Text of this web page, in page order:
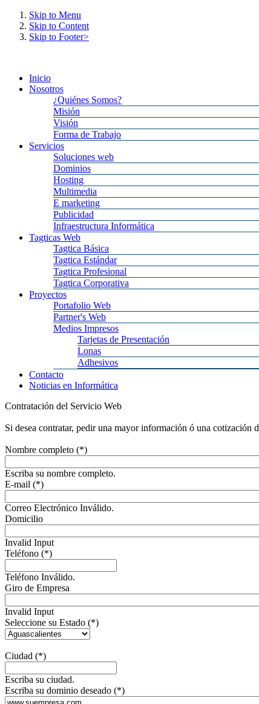
Skip to Menu
Skip to Content
Skip to Footer>
Inicio
Nosotros
¿Quiénes Somos?
Misión
Visión
Forma de Trabajo
Servicios
Soluciones web
Dominios
Hosting
Multimedia
E marketing
Publicidad
Infraestructura Informática
Tagticas Web
Tagtica Básica
Tagtica Estándar
Tagtica Profesional
Tagtica Corporativa
Proyectos
Portafolio Web
Partner's Web
Medios Impresos
Tarjetas de Presentación
Lonas
Adhesivos
Contacto
Noticias en Informática
Contratación del Servicio Web
Si desea contratar, pedir una mayor información ó una
Nombre completo (*)
Escriba su nombre completo.
E-mail (*)
Correo Electrónico Inválido.
Domicilio
Invalid Input
Teléfono (*)
Teléfono Inválido.
Giro de Empresa
Invalid Input
Seleccione su Estado (*)
Ciudad (*)
Escriba su ciudad.
Escriba su dominio deseado (*)